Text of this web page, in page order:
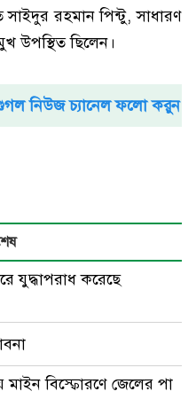
রহমান পিন্টু, সাধারণ
উপস্থিত ছিলেন।
নিউজ চ্যানেল ফলো করুন
যুদ্ধাপরাধ করেছে
মাইন বিস্ফোরণে জেলের পা